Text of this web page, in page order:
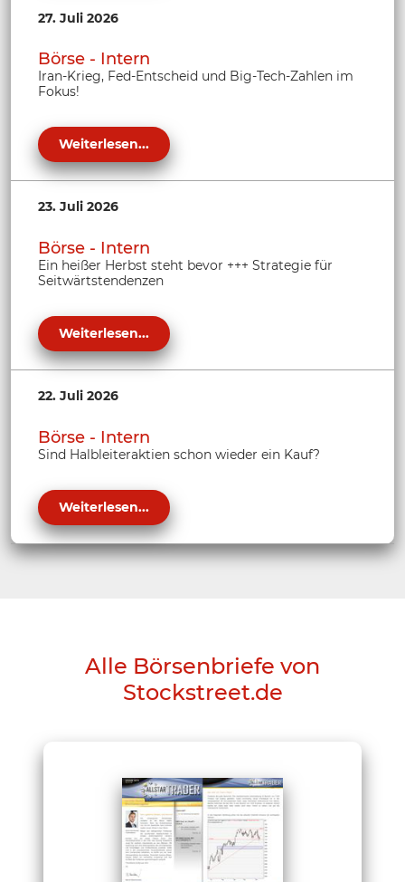
27. Juli 2026
Börse - Intern
Iran-Krieg, Fed-Entscheid und Big-Tech-Zahlen im
Fokus!
Weiterlesen...
23. Juli 2026
Börse - Intern
Ein heißer Herbst steht bevor +++ Strategie für
Seitwärtstendenzen
Weiterlesen...
22. Juli 2026
Börse - Intern
Sind Halbleiteraktien schon wieder ein Kauf?
Weiterlesen...
Alle Börsenbriefe von
Stockstreet.de